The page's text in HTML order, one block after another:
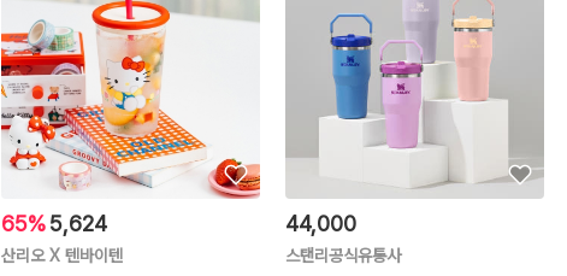
65%5,624
산리오 X 텐바이텐
44,000
스탠리공식유통사